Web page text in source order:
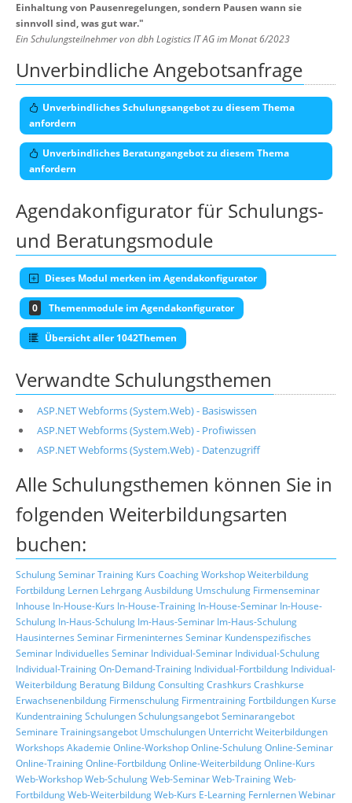
Einhaltung von Pausenregelungen, sondern Pausen wann sie
sinnvoll sind, was gut war."
Ein Schulungsteilnehmer von dbh Logistics IT AG im Monat 6/2023
Unverbindliche Angebotsanfrage
Unverbindliches Schulungsangebot zu diesem Thema
anfordern
Unverbindliches Beratungangebot zu diesem Thema
anfordern
Agendakonfigurator für Schulungs-
und Beratungsmodule
Dieses Modul merken im Agendakonfigurator
0 Themenmodule im Agendakonfigurator
Übersicht aller 1042Themen
Verwandte Schulungsthemen
ASP.NET Webforms (System.Web) - Basiswissen
ASP.NET Webforms (System.Web) - Profiwissen
ASP.NET Webforms (System.Web) - Datenzugriff
Alle Schulungsthemen können Sie in
folgenden Weiterbildungsarten
buchen:
SchulungSeminarTraining Kurs CoachingWorkshopWeiterbildung
Fortbildung Lernen LehrgangAusbildung Umschulung Firmenseminar
Inhouse In-House-Kurs In-House-Training In-House-Seminar In-House-
Schulung In-Haus-Schulung Im-Haus-Seminar Im-Haus-Schulung
Hausinternes Seminar Firmeninternes Seminar Kundenspezifisches
Seminar Individuelles Seminar Individual-Seminar Individual-Schulung
Individual-TrainingOn-Demand-Training Individual-Fortbildung Individual-
Weiterbildung Beratung BildungConsultingCrashkurs Crashkurse
Erwachsenenbildung Firmenschulung Firmentraining Fortbildungen Kurse
KundentrainingSchulungenSchulungsangebotSeminarangebot
Seminare Trainingsangebot Umschulungen UnterrichtWeiterbildungen
Workshops Akademie Online-WorkshopOnline-SchulungOnline-Seminar
Online-TrainingOnline-FortbildungOnline-WeiterbildungOnline-Kurs
Web-WorkshopWeb-SchulungWeb-SeminarWeb-TrainingWeb-
FortbildungWeb-WeiterbildungWeb-Kurs E-Learning FernlernenWebinar